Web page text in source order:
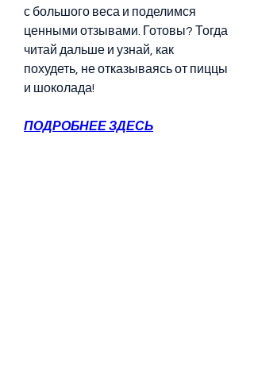
с большого веса и поделимся
ценными отзывами. Готовы? Тогда
читай дальше и узнай, как
похудеть, не отказываясь от пиццы
и шоколада!
ПОДРОБНЕЕ ЗДЕСЬ